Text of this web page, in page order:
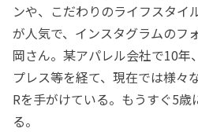
ンや、こだわりのライフスタイ
が人気で、インスタグラムのフ
岡さん。某アパレル会社で10年
プレス等を経て、現在では様々
Rを手がけている。もうすぐ5
る。